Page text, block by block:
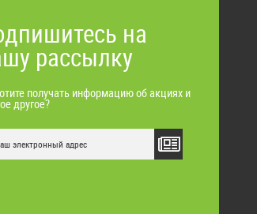
на
рассылку
получать информацию об акциях и
другое?